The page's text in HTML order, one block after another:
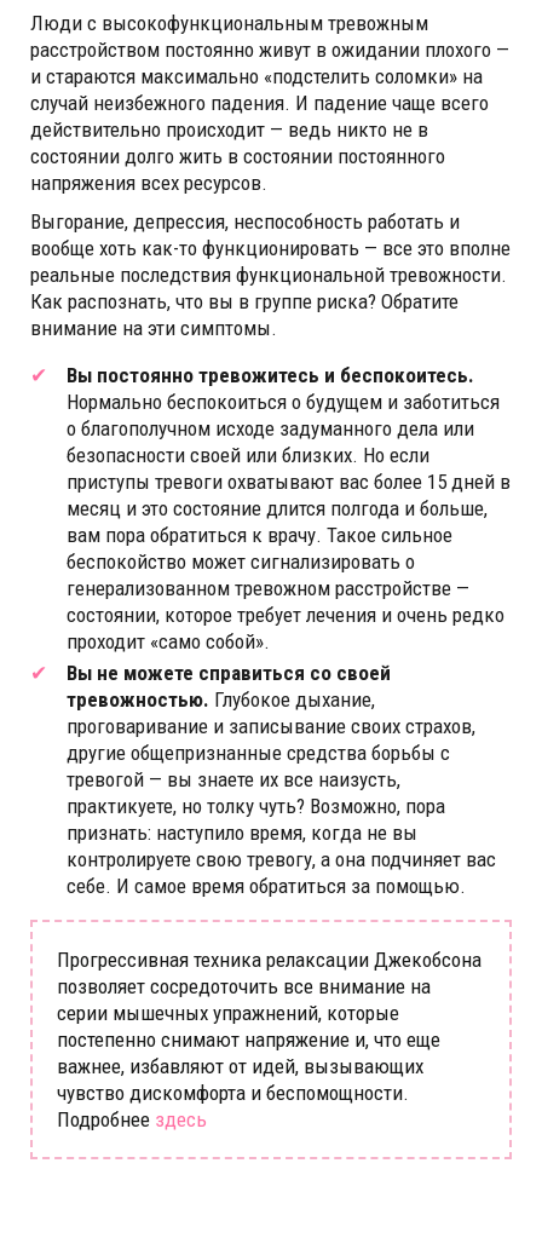
Люди с высокофункциональным тревожным
расстройством постоянно живут в ожидании плохого —
и стараются максимально «подстелить соломки» на
случай неизбежного падения. И падение чаще всего
действительно происходит — ведь никто не в
состоянии долго жить в состоянии постоянного
напряжения всех ресурсов.
Выгорание, депрессия, неспособность работать и
вообще хоть как-то функционировать — все это вполне
реальные последствия функциональной тревожности.
Как распознать, что вы в группе риска? Обратите
внимание на эти симптомы.
Вы постоянно тревожитесь и беспокоитесь.
Нормально беспокоиться о будущем и заботиться
о благополучном исходе задуманного дела или
безопасности своей или близких. Но если
приступы тревоги охватывают вас более 15 дней в
месяц и это состояние длится полгода и больше,
вам пора обратиться к врачу. Такое сильное
беспокойство может сигнализировать о
генерализованном тревожном расстройстве —
состоянии, которое требует лечения и очень редко
проходит «само собой».
Вы не можете справиться со своей
тревожностью. Глубокое дыхание,
проговаривание и записывание своих страхов,
другие общепризнанные средства борьбы с
тревогой — вы знаете их все наизусть,
практикуете, но толку чуть? Возможно, пора
признать: наступило время, когда не вы
контролируете свою тревогу, а она подчиняет вас
себе. И самое время обратиться за помощью.
Прогрессивная техника релаксации Джекобсона
позволяет сосредоточить все внимание на
серии мышечных упражнений, которые
постепенно снимают напряжение и, что еще
важнее, избавляют от идей, вызывающих
чувство дискомфорта и беспомощности.
Подробнее здесь